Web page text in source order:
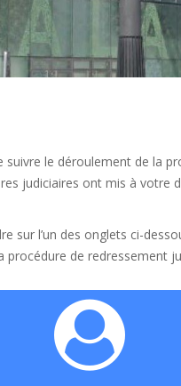
le déroulement de la
judiciaires ont mis à votre
sur l’un des onglets ci-
procédure de redressement